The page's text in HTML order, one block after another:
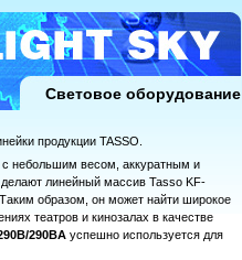
продукции TASSO.
с небольшим весом, аккуратным и
линейный массив Tasso KF-
образом, он может найти широкое
театров и кинозалах в качестве
290BA успешно используется для
Световое оборудование